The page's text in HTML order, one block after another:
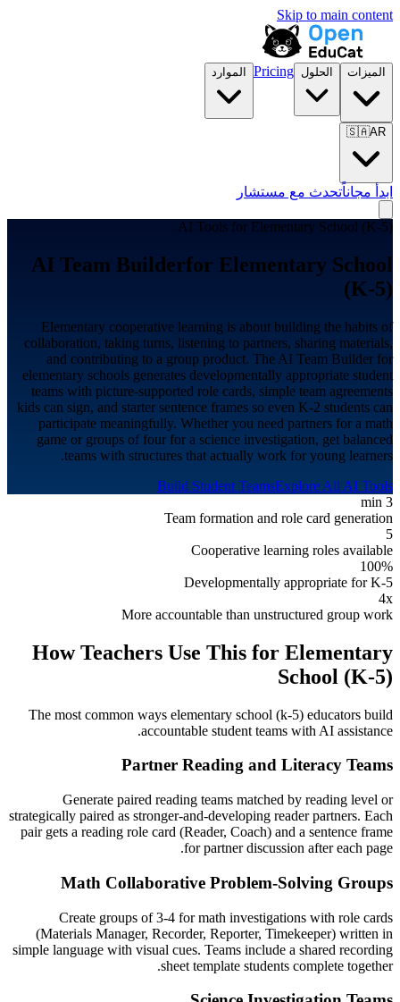
Skip to main content
الميزات الحلول Pricing الموارد
🇸🇦AR
ابدأ مجاناًتحدث مع مستشار
AI Tools for Elementary School (K-5)
AI Team Builderfor Elementary School
(K-5)
Elementary cooperative learning is about building the habits of
collaboration, taking turns, listening to partners, sharing materials,
and contributing to a group product. The AI Team Builder for
elementary schools generates developmentally appropriate student
teams with picture-supported role cards, simple team agreements
kids can sign, and starter sentence frames so even K-2 students can
participate meaningfully. Whether you need partners for a math
game or groups of four for a science investigation, get balanced
teams with structures that actually work for young learners.
Build Student TeamsExplore All AI Tools
3 min
Team formation and role card generation
5
Cooperative learning roles available
100%
Developmentally appropriate for K-5
4x
More accountable than unstructured group work
How Teachers Use This for Elementary
School (K-5)
The most common ways elementary school (k-5) educators build
accountable student teams with AI assistance.
Partner Reading and Literacy Teams
Generate paired reading teams matched by reading level or
strategically paired as stronger-and-developing reader partners. Each
pair gets a reading role card (Reader, Coach) and a sentence frame
for partner discussion after each page.
Math Collaborative Problem-Solving Groups
Create groups of 3-4 for math investigations with role cards
(Materials Manager, Recorder, Reporter, Timekeeper) written in
simple language with visual cues. Teams include a shared recording
sheet template students complete together.